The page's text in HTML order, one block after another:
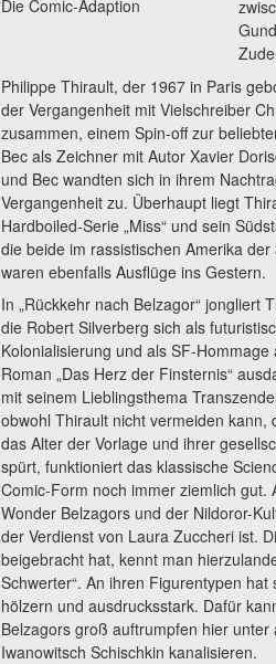
Die Comic-Adaption
Philippe Thirault, der 1967 in Paris
der Vergangenheit mit Vielschreiber
zusammen, einem Spin-off zur
Bec als Zeichner mit Autor Xavier
und Bec wandten sich in ihrem
Vergangenheit zu. Überhaupt liegt
Hardboiled-Serie „Miss“ und sein
die beide im rassistischen Amerika
waren ebenfalls Ausflüge ins Gestern.
In „Rückkehr nach Belzagor“ jongliert
die Robert Silverberg sich als
Kolonialisierung und als SF-
Roman „Das Herz der Finsternis“
mit seinem Lieblingsthema
obwohl Thirault nicht vermeiden kann,
das Alter der Vorlage und ihrer
spürt, funktioniert das klassische
Comic-Form noch immer ziemlich
Wonder Belzagors und der Nildoror-
der Verdienst von Laura Zuccheri ist.
beigebracht hat, kennt man
Schwerter“. An ihren Figurentypen
hölzern und ausdrucksstark. Dafür
Belzagors groß auftrumpfen hier
Iwanowitsch Schischkin kanalisieren.